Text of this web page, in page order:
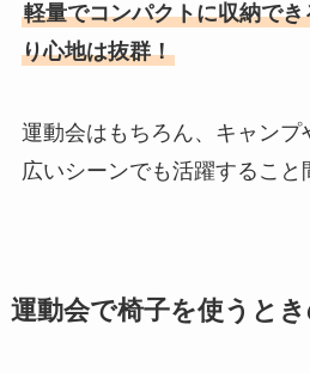
軽量でコンパクトに収納で
り心地は抜群！
運動会はもちろん、キャンプ
広いシーンでも活躍すること
運動会で椅子を使うと